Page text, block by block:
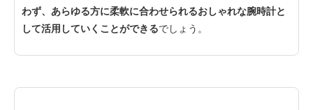
わず、あらゆる方に柔軟に合わせられるおしゃれな腕時計と
して活用していくことができるでしょう。